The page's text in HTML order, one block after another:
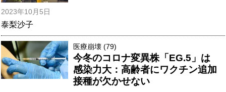
2023年10月5日
泰梨沙子
医療崩壊 (79)
今冬のコロナ変異株「EG.5」は
感染力大：高齢者にワクチン追加
接種が欠かせない